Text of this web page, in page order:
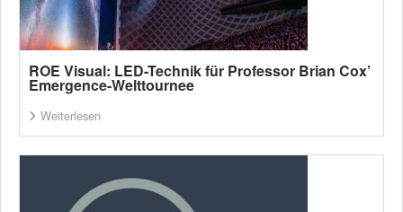
ROE Visual: LED-Technik für Professor Brian Cox’
Emergence-Welttournee
Weiterlesen